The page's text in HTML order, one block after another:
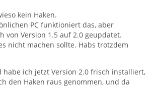
kein Haken.
PC funktioniert das, aber
von Version 1.5 auf 2.0 geupdatet.
nicht machen sollte. Habs trotzdem
habe ich jetzt Version 2.0 frisch installiert,
den Haken raus genommen, und da